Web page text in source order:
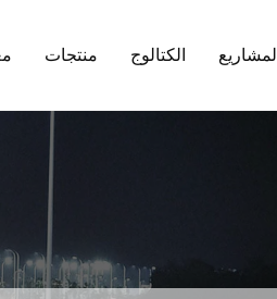
منتجات الكتالوج المشاريع